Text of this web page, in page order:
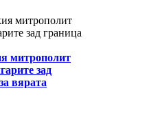
митрополит
зад
вярата